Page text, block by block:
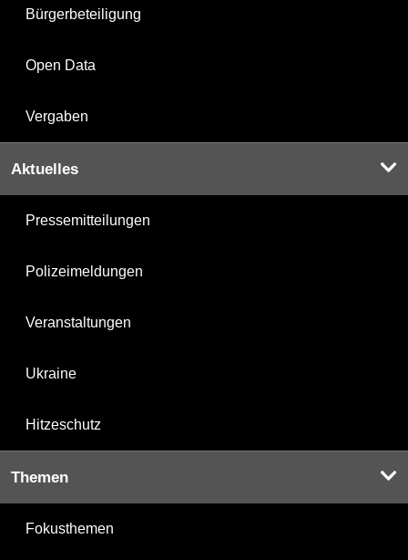
Bürgerbeteiligung
Open Data
Vergaben
Aktuelles
Pressemitteilungen
Polizeimeldungen
Veranstaltungen
Ukraine
Hitzeschutz
Themen
Fokusthemen